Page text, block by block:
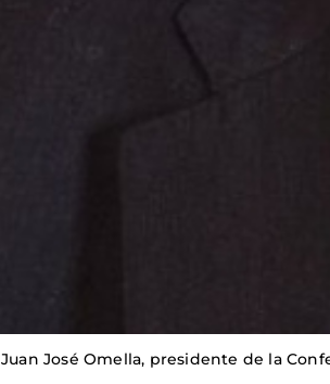
Juan José Omella, presidente de la